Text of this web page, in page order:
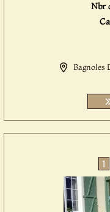
Nbr
Bagnoles
1